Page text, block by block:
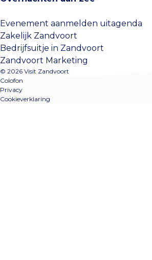
Evenement aanmelden uitagenda
Zakelijk Zandvoort
Bedrijfsuitje in Zandvoort
Zandvoort Marketing
© 2026 Visit Zandvoort
Colofon
Privacy
Cookieverklaring